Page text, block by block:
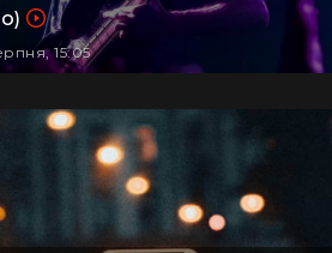
15:05